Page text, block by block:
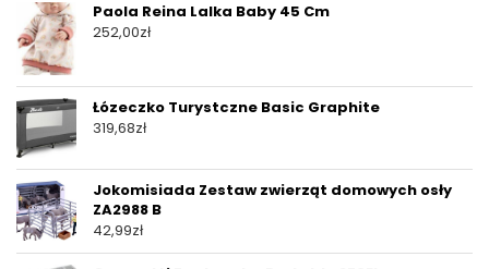
Paola Reina Lalka Baby 45 Cm
252,00zł
Łózeczko Turystczne Basic Graphite
319,68zł
Jokomisiada Zestaw zwierząt domowych osły
ZA2988 B
42,99zł